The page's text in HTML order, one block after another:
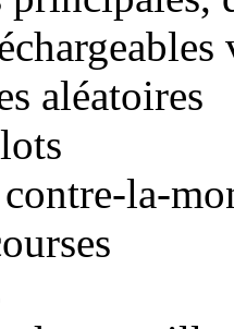
aléatoires
la-